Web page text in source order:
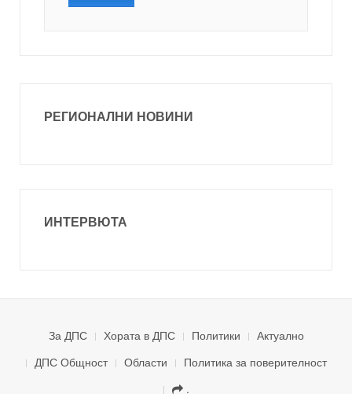
РЕГИОНАЛНИ НОВИНИ
ИНТЕРВЮТА
За ДПС Хората в ДПС Политики
Актуално
ДПС Общност
Области
Политика за поверителност
.